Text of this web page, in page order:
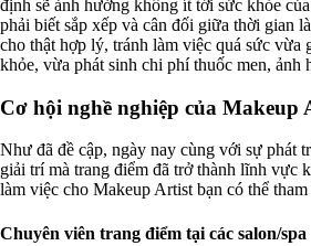
định sẽ ảnh hưởng không ít tới sức khỏe
phải biết sắp xếp và cân đối giữa thời gian
cho thật hợp lý, tránh làm việc quá sức vừa
khỏe, vừa phát sinh chi phí thuốc men, ảnh
Cơ hội nghề nghiệp của Makeup
Như đã đề cập, ngày nay cùng với sự phát
giải trí mà trang điểm đã trở thành lĩnh vực
làm việc cho Makeup Artist bạn có thể tham
Chuyên viên trang điểm tại các salon/spa